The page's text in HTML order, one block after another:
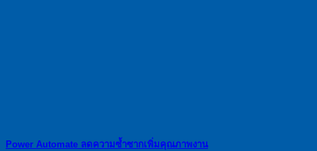
Power Automate ลดความซ้ำซากเพิ่มคุณภาพงาน